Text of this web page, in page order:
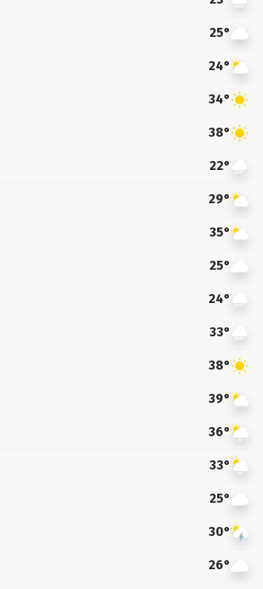
25°
24°
34°
38°
22°
29°
35°
25°
24°
33°
38°
39°
36°
33°
25°
30°
26°